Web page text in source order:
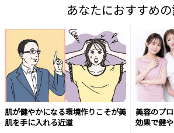
あなたにおすすめ
肌が健やかになる環境作りこそが美
肌を手に入れる近道
美容のプ
効果で健